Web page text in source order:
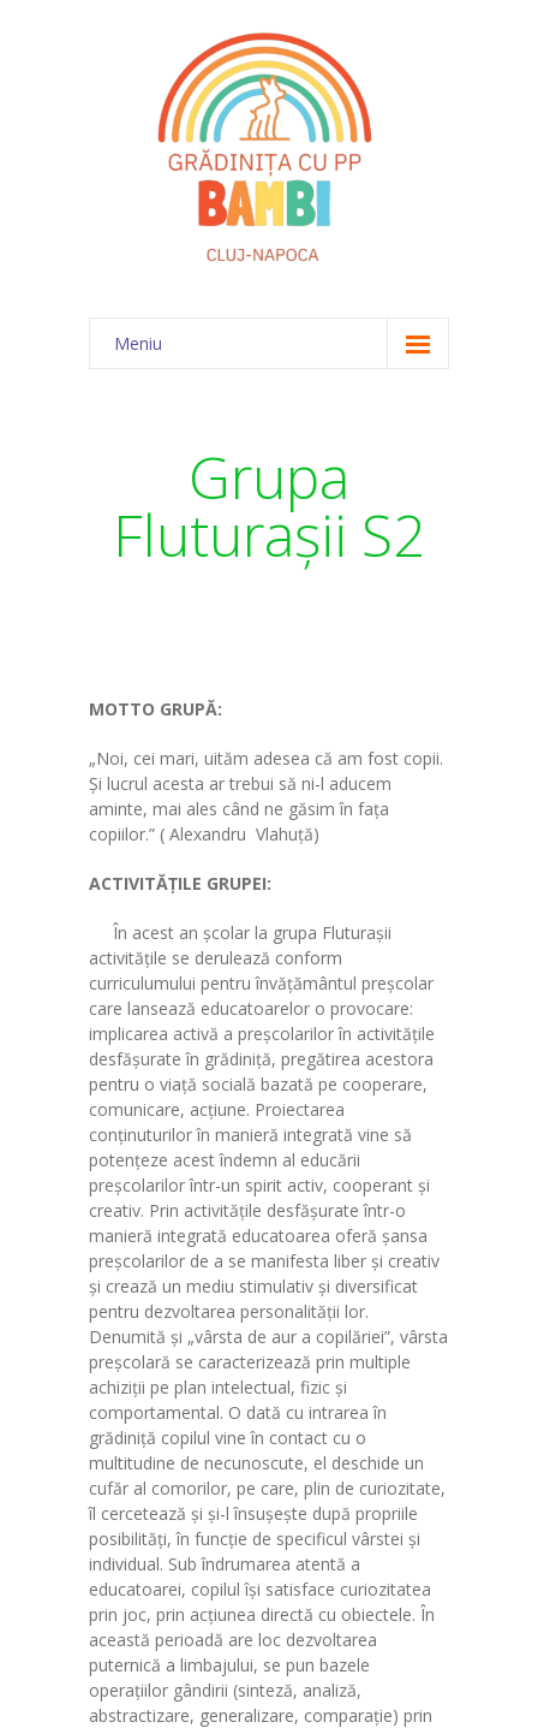
Meniu
-- Personalul administrativ
---- Sediul Central
---- Structura 2
Sediul Central
-- Grupa Albinuțele PJ
-- Grupa Floricelele (Virágocskák) PJ
-- Grupa Fluturașii PJ
-- Grupa Iepurașii (Nyuszikák) PJ
-- Grupa Mămăruțele PJ
-- Grupa Ursuleții PJ
-- Grupa Veverițele PJ
-- Grupa Vrăbiuțele PJ
-- Galerie Sediul Central
Structura 2
-- Grupa Albinuțele S2
-- Grupa Bobocii S2
-- Grupa Fluturașii S2
-- Grupa Mămăruțele S2
-- Galerie Structura 2
Proiecte
-- Proiecte eTwinning
Galerie
Grupa
Fluturașii S2
MOTTO GRUPĂ:
„Noi, cei mari, uităm adesea că am fost copii.
Şi lucrul acesta ar trebui să ni-l aducem
aminte, mai ales când ne găsim în faţa
copiilor.” ( Alexandru Vlahuţă)
ACTIVITĂŢILE GRUPEI:
În acest an școlar la grupa Fluturaşii
activităţile se derulează conform
curriculumului pentru învăţământul preşcolar
care lansează educatoarelor o provocare:
implicarea activă a preşcolarilor în activităţile
desfăşurate în grădiniţă, pregătirea acestora
pentru o viaţă socială bazată pe cooperare,
comunicare, acţiune. Proiectarea
conţinuturilor în manieră integrată vine să
potenţeze acest îndemn al educării
preşcolarilor într-un spirit activ, cooperant şi
creativ. Prin activităţile desfăşurate într-o
manieră integrată educatoarea oferă şansa
preşcolarilor de a se manifesta liber şi creativ
şi crează un mediu stimulativ şi diversificat
pentru dezvoltarea personalităţii lor.
Denumită şi „vârsta de aur a copilăriei”, vârsta
preşcolară se caracterizează prin multiple
achiziţii pe plan intelectual, fizic şi
comportamental. O dată cu intrarea în
grădiniţă copilul vine în contact cu o
multitudine de necunoscute, el deschide un
cufăr al comorilor, pe care, plin de curiozitate,
îl cercetează şi şi-l însuşeşte după propriile
posibilităţi, în funcţie de specificul vârstei şi
individual. Sub îndrumarea atentă a
educatoarei, copilul îşi satisface curiozitatea
prin joc, prin acţiunea directă cu obiectele. În
această perioadă are loc dezvoltarea
puternică a limbajului, se pun bazele
operaţiilor gândirii (sinteză, analiză,
abstractizare, generalizare, comparaţie) prin